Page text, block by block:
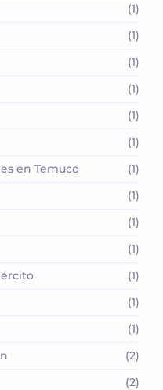
(1)
(1)
(1)
(1)
(1)
(1)
en Temuco
(1)
(1)
(1)
(1)
(1)
(1)
(1)
(2)
(2)